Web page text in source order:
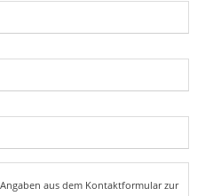
aus dem Kontaktformular zur